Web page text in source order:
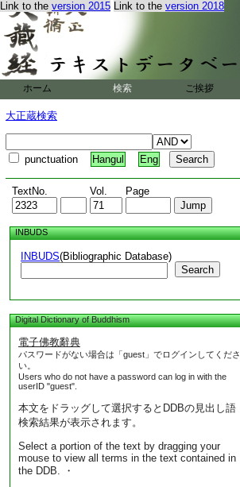
Link to the version 2015 Link to the version 2018
ホーム 検索 ご挨拶
大正蔵検索
punctuation Hangul Eng
TextNo. Vol. Page
INBUDS
INBUDS(Bibliographic Database)
Search
Digital Dictionary of Buddhism
電子佛教辭典
パスワードがない場合は「guest」でログインしてくださ
い。
Users who do not have a password can log in with the
userID "guest".
本文をドラッグして選択するとDDBの見出し語
検索結果が表示されます。
Select a portion of the text by dragging your
mouse to view all terms in the text contained in
the DDB. ・